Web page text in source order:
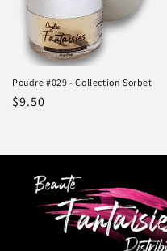
Poudre #029 - Collection Sorbet
Prix
$9.50